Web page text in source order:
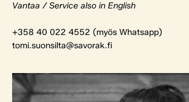
Vantaa / Service also in English
+358 40 022 4552 (myös Whatsapp)
tomi.suonsilta@savorak.fi